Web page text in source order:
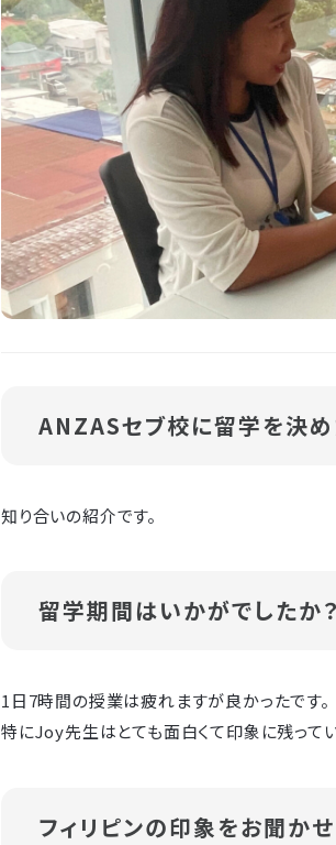
ANZASセブ校に留学を決め
知り合いの紹介です。
留学期間はいかがでしたか？
1日7時間の授業は疲れますが良かったです。
特にJoy先生はとても面白くて印象に残って
フィリピンの印象をお聞か